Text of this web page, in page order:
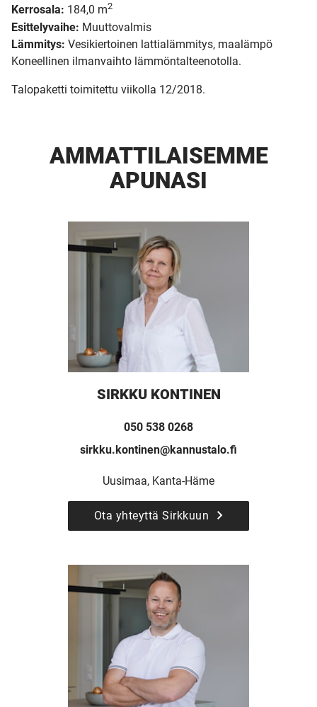
Kerrosala: 184,0 m2
Esittelyvaihe: Muuttovalmis
Lämmitys: Vesikiertoinen lattialämmitys, maalämpö
Koneellinen ilmanvaihto lämmöntalteenotolla.
Talopaketti toimitettu viikolla 12/2018.
AMMATTI­LAISEMME
APUNASI
SIRKKU KONTINEN
050 538 0268
sirkku.kontinen@kannustalo.fi
Uusimaa, Kanta-Häme
Ota yhteyttä Sirkkuun